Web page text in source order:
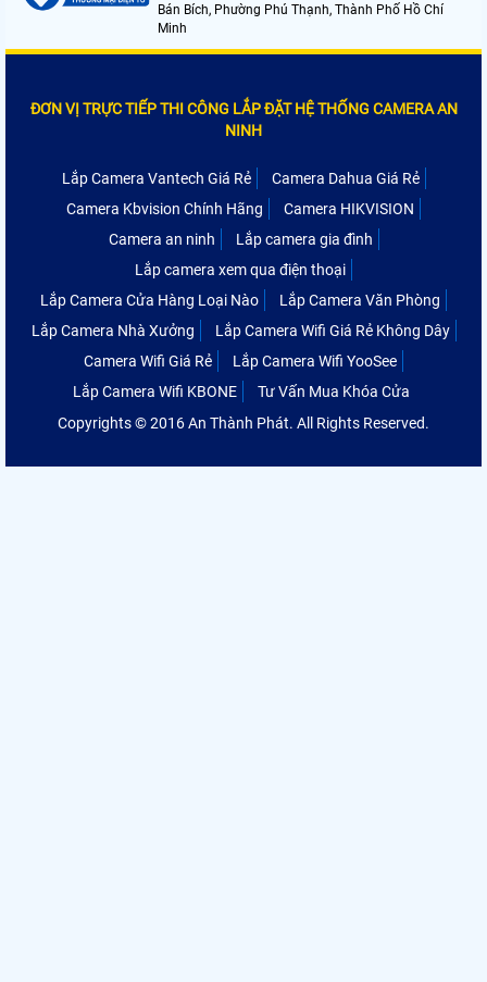
Bán Bích, Phường Phú Thạnh, Thành Phố Hồ Chí
Minh
ĐƠN VỊ TRỰC TIẾP THI CÔNG LẮP ĐẶT HỆ THỐNG CAMERA AN
NINH
Lắp Camera Vantech Giá Rẻ
Camera Dahua Giá Rẻ
Camera Kbvision Chính Hãng
Camera HIKVISION
Camera an ninh
Lắp camera gia đình
Lắp camera xem qua điện thoại
Lắp Camera Cửa Hàng Loại Nào
Lắp Camera Văn Phòng
Lắp Camera Nhà Xưởng
Lắp Camera Wifi Giá Rẻ Không Dây
Camera Wifi Giá Rẻ
Lắp Camera Wifi YooSee
Lắp Camera Wifi KBONE
Tư Vấn Mua Khóa Cửa
Copyrights © 2016 An Thành Phát. All Rights Reserved.